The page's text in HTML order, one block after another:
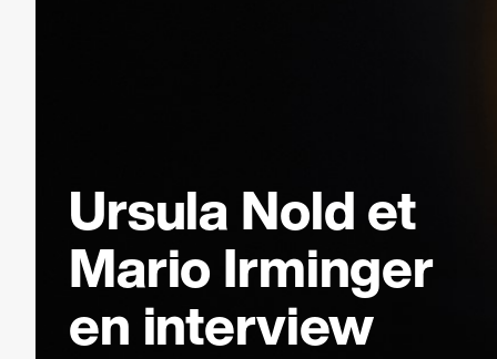
Ursula Nold et
Mario Irminger
en interview